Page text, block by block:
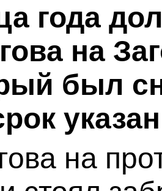
года
на
был
на